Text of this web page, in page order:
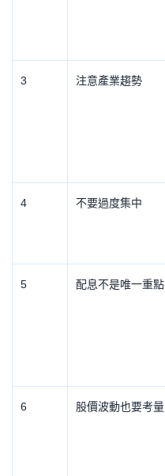
3 注意產業趨勢
4 不要過度集中
5 配息不是唯一重點
6 股價波動也要考量